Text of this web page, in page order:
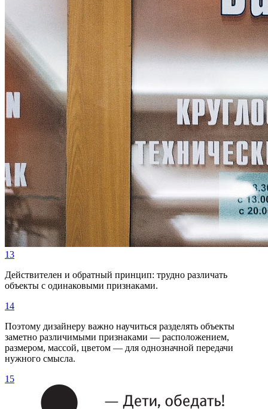
13
Действителен и обратный принцип: трудно различать
объекты с одинаковыми признаками.
14
Поэтому дизайнеру важно научиться разделять объекты
заметно различимыми признаками — расположением,
размером, массой, цветом — для однозначной передачи
нужного смысла.
15